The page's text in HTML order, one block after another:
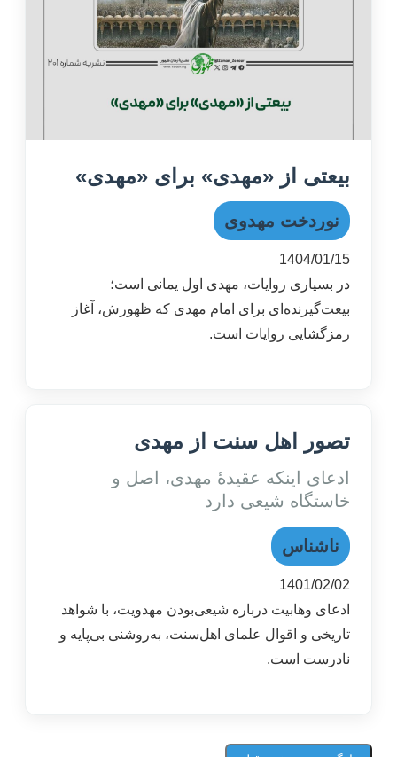
بیعتی از «مهدی» برای «مهدی»
نوردخت مهدوی
1404/01/15
در بسیاری روایات، مهدی اول یمانی است؛
بیعت‌گیرنده‌ای برای امام مهدی که ظهورش، آغاز
رمزگشایی روایات است.
تصور اهل سنت از مهدی
ادعای اینکه عقیدۀ مهدی، اصل و
خاستگاه شیعی دارد
ناشناس
1401/02/02
ادعای وهابیت درباره شیعی‌بودن مهدویت، با شواهد
تاریخی و اقوال علمای اهل‌سنت، به‌روشنی بی‌پایه و
نادرست است.